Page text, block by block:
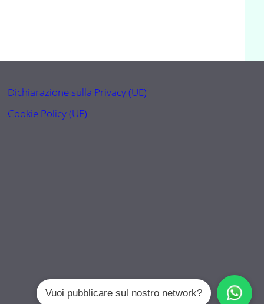
Dichiarazione sulla Privacy (UE)
Cookie Policy (UE)
Vuoi pubblicare sul nostro network?